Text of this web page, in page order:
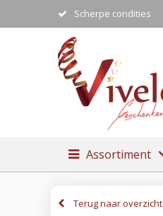
Scherpe condities
Assortiment
Terug naar overzicht